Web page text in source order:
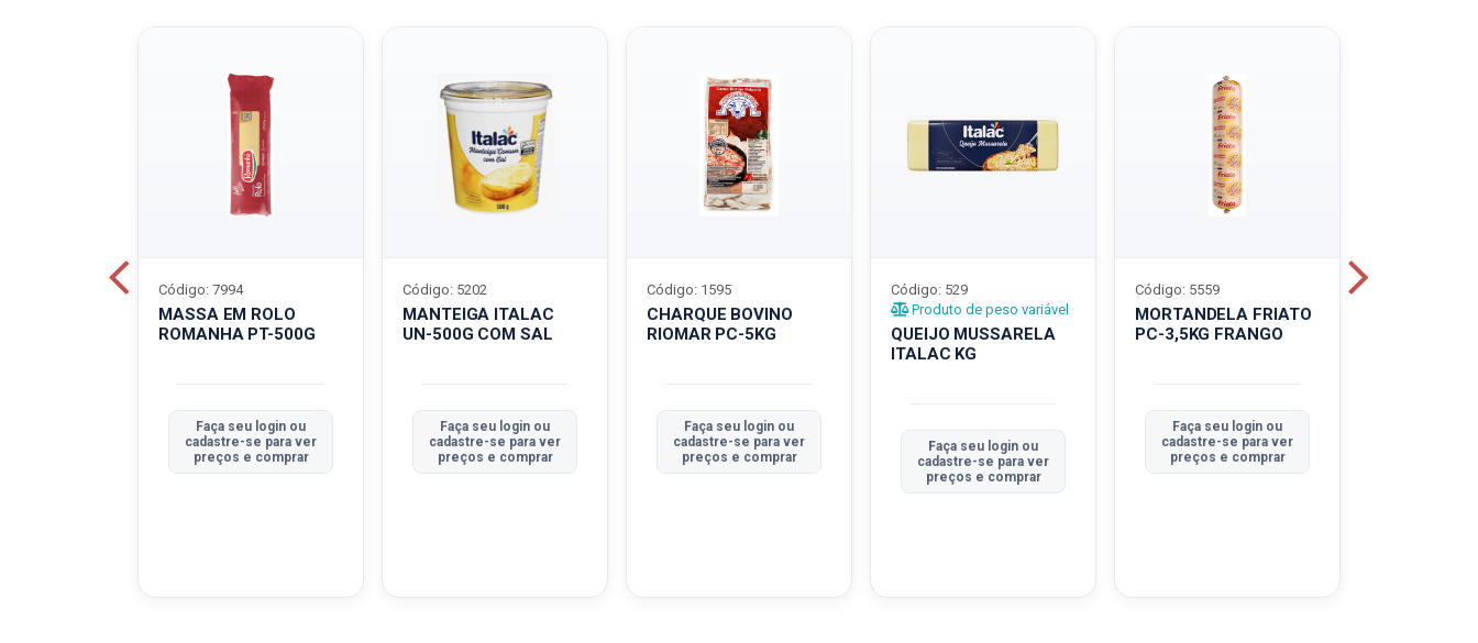
MASSA EM ROLO
ROMANHA PT-500G
Código: 7994
Faça seu login ou
cadastre-se para ver
preços e comprar
MANTEIGA ITALAC
UN-500G COM SAL
Código: 5202
Faça seu login ou
cadastre-se para ver
preços e comprar
CHARQUE BOVINO
RIOMAR PC-5KG
Código: 1595
Faça seu login ou
cadastre-se para ver
preços e comprar
QUEIJO MUSSARELA
ITALAC KG
Código: 529
Produto de peso variável
Faça seu login ou
cadastre-se para ver
preços e comprar
MORTANDELA FRIATO
PC-3,5KG FRANGO
Código: 5559
Faça seu login ou
cadastre-se para ver
preços e comprar